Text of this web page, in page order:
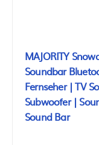
MAJORITY
Soundbar
Fernseher | TV
Subwoofer |
Sound Bar